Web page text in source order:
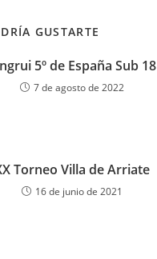
GUSTARTE
5º de España Sub 18
7 de agosto de 2022
Torneo Villa de Arriate
16 de junio de 2021